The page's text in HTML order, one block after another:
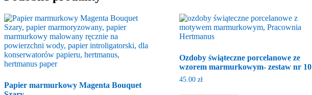
Papier marmurkowy Magenta Bouquet
Ozdoby świąteczne porcelanowe ze
wzorem marmurkowym- zestaw nr 10
45.00zł